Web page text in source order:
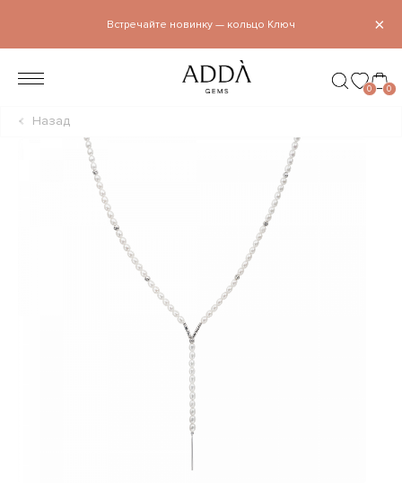
×
Встречайте новинку — кольцо Ключ
0 0
Назад